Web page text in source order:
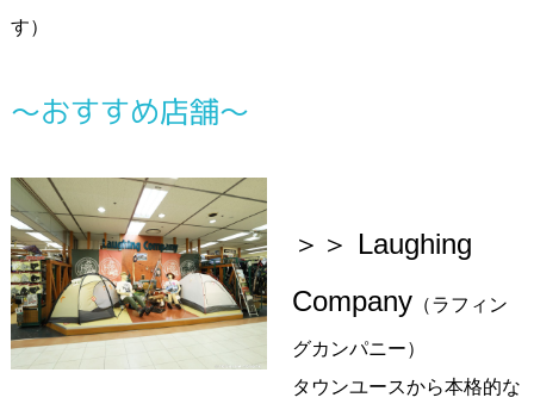
す）
～おすすめ店舗～
＞＞ Laughing
Company （ラフィン
グカンパニー）
タウンユースから本格的な